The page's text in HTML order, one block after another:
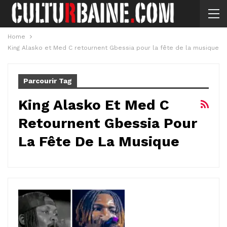
Home
King Alasko et Med C retournent Gbessia pour la fête de la musique
Parcourir Tag
King Alasko Et Med C
Retournent Gbessia Pour
La Fête De La Musique